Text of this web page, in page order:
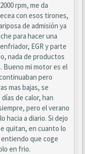
rpm, me da
con esos tirones,
de admisión ya
para hacer una
EGR y parte
nada de productos
Bueno mi motor es el
pero
mas bajas, se
de calor, han
pero el verano
hacia a diario. Si dejo
quitan, en cuanto lo
que coge
en frio.